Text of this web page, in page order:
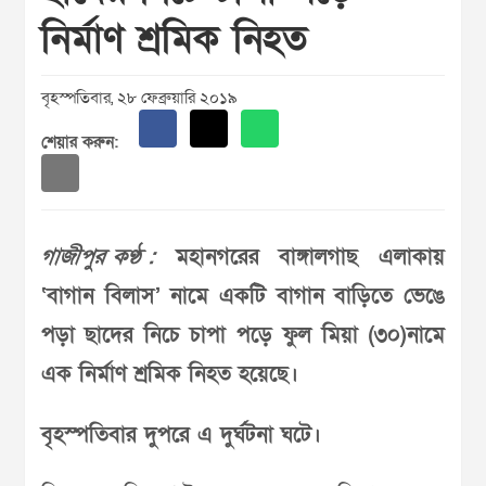
নির্মাণ শ্রমিক নিহত
বৃহস্পতিবার, ২৮ ফেব্রুয়ারি ২০১৯
শেয়ার করুন:
গাজীপুর কণ্ঠ :মহানগরের বাঙ্গালগাছ এলাকায়
‘বাগান বিলাস’ নামে একটি বাগান বাড়িতে ভেঙে
পড়া ছাদের নিচে চাপা পড়ে ফুল মিয়া (৩০)নামে
এক নির্মাণ শ্রমিক নিহত হয়েছে।
বৃহস্পতিবার দুপরে এ দুর্ঘটনা ঘটে।